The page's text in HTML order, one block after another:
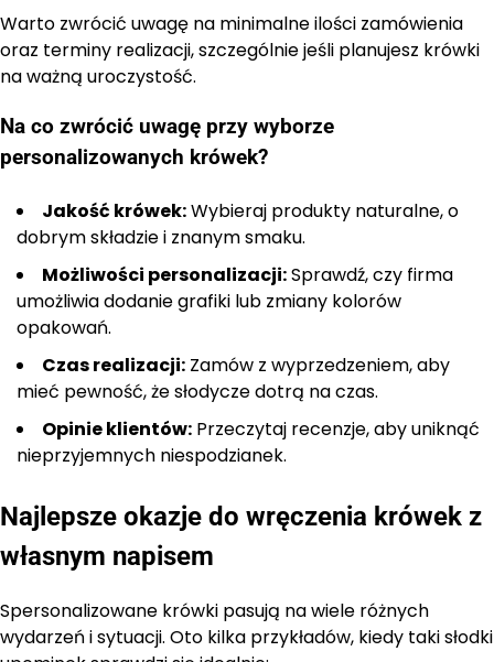
Warto zwrócić uwagę na minimalne ilości zamówienia
oraz terminy realizacji, szczególnie jeśli planujesz krówki
na ważną uroczystość.
Na co zwrócić uwagę przy wyborze
personalizowanych krówek?
Jakość krówek:Wybieraj produkty naturalne, o
dobrym składzie i znanym smaku.
Możliwości personalizacji:Sprawdź, czy firma
umożliwia dodanie grafiki lub zmiany kolorów
opakowań.
Czas realizacji: Zamów z wyprzedzeniem, aby
mieć pewność, że słodycze dotrą na czas.
Opinie klientów: Przeczytaj recenzje, aby uniknąć
nieprzyjemnych niespodzianek.
Najlepsze okazje do wręczenia krówek z
własnym napisem
Spersonalizowane krówki pasują na wiele różnych
wydarzeń i sytuacji. Oto kilka przykładów, kiedy taki słodki